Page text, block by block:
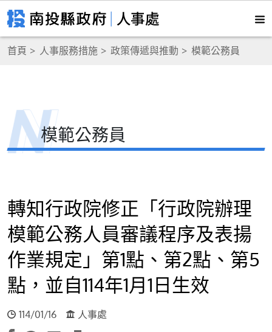
首頁 人事服務措施 政策傳遞與推動 模範公務員
模範公務員
轉知行政院修正「行政院辦理
模範公務人員審議程序及表揚
作業規定」第1點、第2點、第5
點，並自114年1月1日生效
114/01/16 人事處